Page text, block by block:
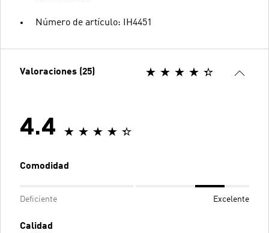
Número de artículo: IH4451
Valoraciones (25)
4.4
Comodidad
Deficiente Excelente
Calidad